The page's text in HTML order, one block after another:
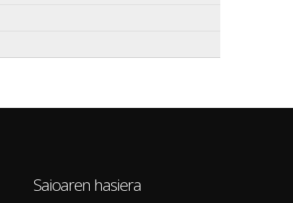
Saioaren hasiera